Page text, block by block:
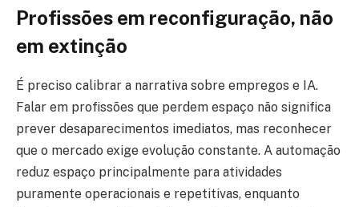
Profissões em reconfiguração, não
em extinção
É preciso calibrar a narrativa sobre empregos e IA.
Falar em profissões que perdem espaço não significa
prever desaparecimentos imediatos, mas reconhecer
que o mercado exige evolução constante. A automação
reduz espaço principalmente para atividades
puramente operacionais e repetitivas, enquanto